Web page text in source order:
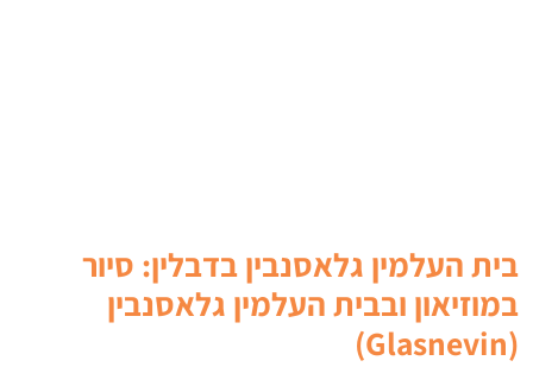
בית העלמין גלאסנבין בדבלין: סיור
במוזיאון ובבית העלמין גלאסנבין
(Glasnevin)